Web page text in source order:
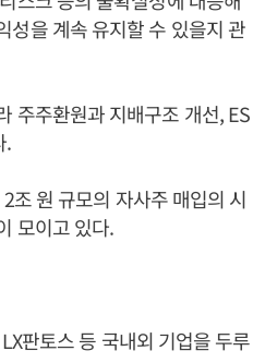
성을 계속 유지할 수 있을지 관
주주환원과 지배구조 개선, ES
.
조 원 규모의 자사주 매입의 시
모이고 있다.
판토스 등 국내외 기업을 두루